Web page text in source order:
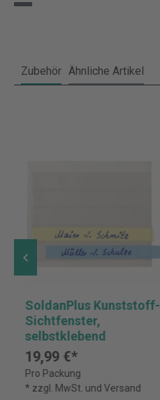
Zubehör Ähnliche Artikel
SoldanPlus Kunststoff-
Sichtfenster,
selbstklebend
19,99 €*
Pro Packung
* zzgl. MwSt. und Versand